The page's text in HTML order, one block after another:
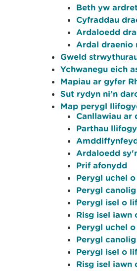
Beth yw
Cyfraddau
Ardaloedd
Ardal draenio
Gweld
Ychwanegu eich
Mapiau ar gyfer
Sut rydyn ni’n
Map perygl
Canllawiau
Parthau
Ardaloedd
Prif afonydd
Perygl uchel
Perygl
Perygl isel o
Risg isel
Perygl uchel
Perygl
Perygl isel o
Risg isel